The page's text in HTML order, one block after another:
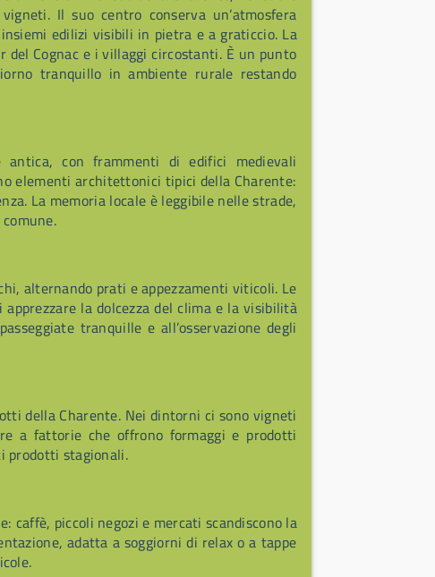
Il suo centro conserva un’atmosfera
edilizi visibili in pietra e a graticcio. La
Cognac e i villaggi circostanti. È un punto
tranquillo in ambiente rurale restando
antica, con frammenti di edifici medievali
elementi architettonici tipici della Charente:
La memoria locale è leggibile nelle strade,
alternando prati e appezzamenti viticoli. Le
la dolcezza del clima e la visibilità
tranquille e all’osservazione degli
della Charente. Nei dintorni ci sono vigneti
a fattorie che offrono formaggi e prodotti
prodotti stagionali.
piccoli negozi e mercati scandiscono la
adatta a soggiorni di relax o a tappe